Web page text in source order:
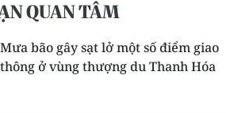
QUAN TÂM
Mưa bão gây sạt lở một số điểm giao
thông ở vùng thượng du Thanh Hóa